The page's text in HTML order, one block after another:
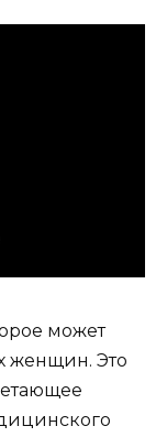
может
женщин. Это